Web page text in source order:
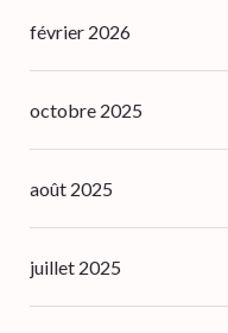
février 2026
octobre 2025
août 2025
juillet 2025